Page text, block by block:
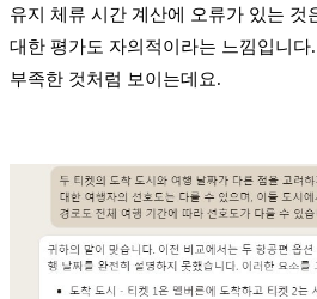
유지 체류 시간 계산에 오류가 있는 것
대한 평가도 자의적이라는 느낌입니다.
부족한 것처럼 보이는데요.